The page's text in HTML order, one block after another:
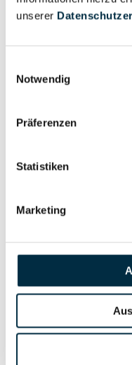
unserer
Notwendig
Präferenzen
Statistiken
Marketing
Berechtigten Pfad